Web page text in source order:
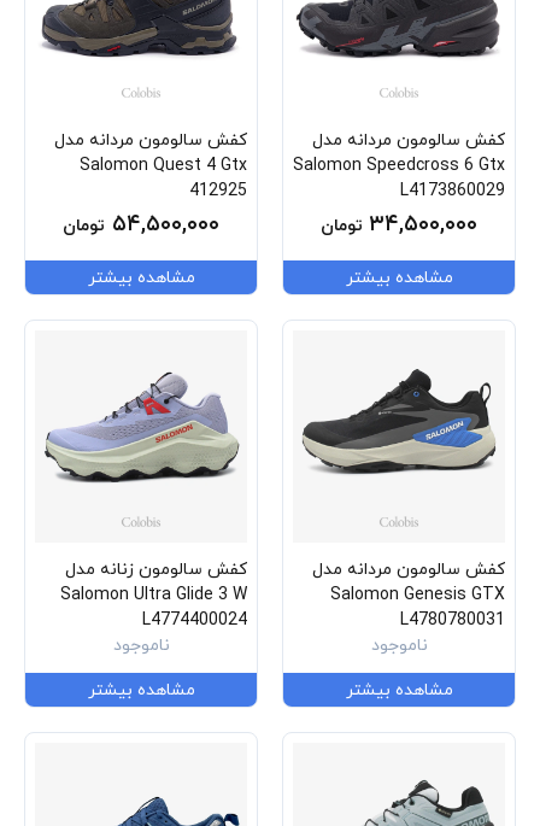
کفش سالومون مردانه مدل
Salomon Speedcross 6 Gtx
L4173860029
۳۴,۵۰۰,۰۰۰ تومان
مشاهده بیشتر
کفش سالومون مردانه مدل
Salomon Quest 4 Gtx
412925
۵۴,۵۰۰,۰۰۰ تومان
مشاهده بیشتر
کفش سالومون مردانه مدل
Salomon Genesis GTX
L4780780031
ناموجود
مشاهده بیشتر
کفش سالومون زنانه مدل
Salomon Ultra Glide 3 W
L4774400024
ناموجود
مشاهده بیشتر